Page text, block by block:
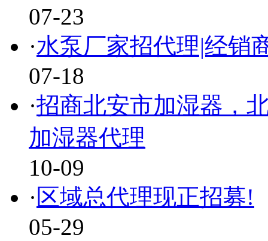
07-23
·水泵厂家招代理|经销
07-18
·招商北安市加湿器，
加湿器代理
10-09
· 区域总代理现正招募!
05-29